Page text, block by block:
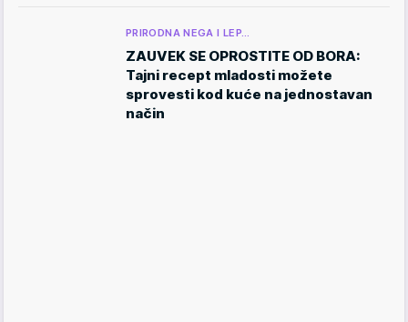
PRIRODNA NEGA I LEP…
ZAUVEK SE OPROSTITE OD BORA:
Tajni recept mladosti možete
sprovesti kod kuće na jednostavan
način